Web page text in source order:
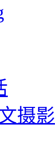
摄影